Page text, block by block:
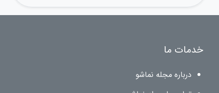
خدمات ما
درباره مجله نماشو